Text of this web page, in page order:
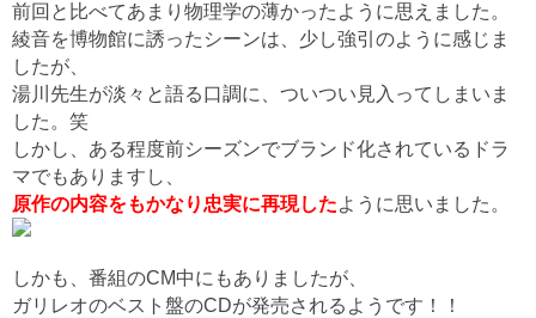
前回と比べてあまり物理学の薄かったように思えました。
綾音を博物館に誘ったシーンは、少し強引のように感じま
したが、
湯川先生が淡々と語る口調に、ついつい見入ってしまいま
した。笑
しかし、ある程度前シーズンでブランド化されているドラ
マでもありますし、
原作の内容をもかなり忠実に再現したように思いました。
しかも、番組のCM中にもありましたが、
ガリレオのベスト盤のCDが発売されるようです！！